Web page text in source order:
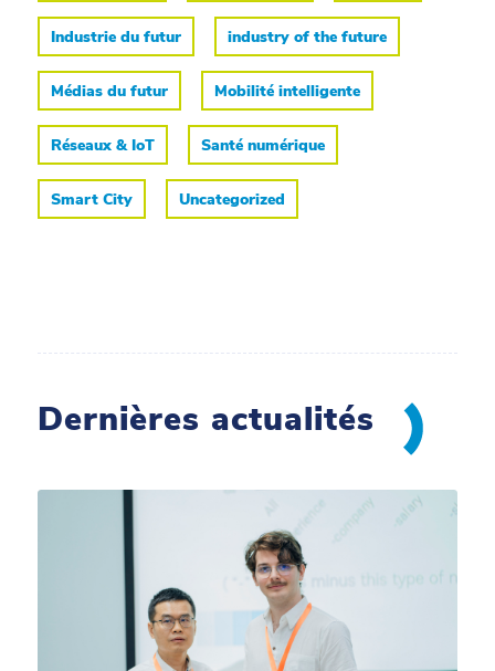
Industrie du futur industry of the future
Médias du futur Mobilité intelligente
Réseaux & IoT Santé numérique
Smart City Uncategorized
Dernières actualités